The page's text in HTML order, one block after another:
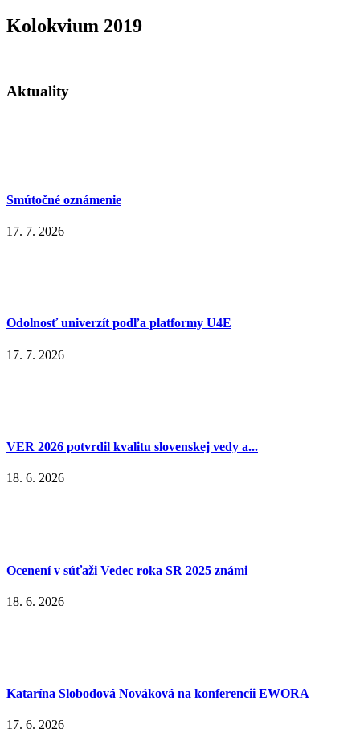
Kolokvium 2019
Aktuality
Smútočné oznámenie
17. 7. 2026
Odolnosť univerzít podľa platformy U4E
17. 7. 2026
VER 2026 potvrdil kvalitu slovenskej vedy a...
18. 6. 2026
Ocenení v súťaži Vedec roka SR 2025 známi
18. 6. 2026
Katarína Slobodová Nováková na konferencii EWORA
17. 6. 2026